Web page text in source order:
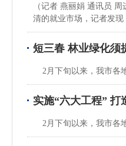
（记者 燕丽娟 通讯员
清的就业市场，记者发
短三春 林业绿化须
2月下旬以来，我市各
实施“六大工程”
2月下旬以来，我市各